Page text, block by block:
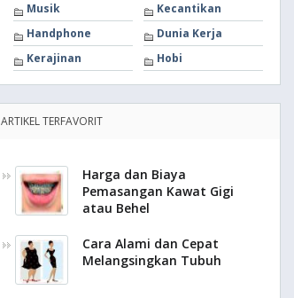
Musik
Kecantikan
Handphone
Dunia Kerja
Kerajinan
Hobi
ARTIKEL TERFAVORIT
Harga dan Biaya
Pemasangan Kawat Gigi
atau Behel
Cara Alami dan Cepat
Melangsingkan Tubuh